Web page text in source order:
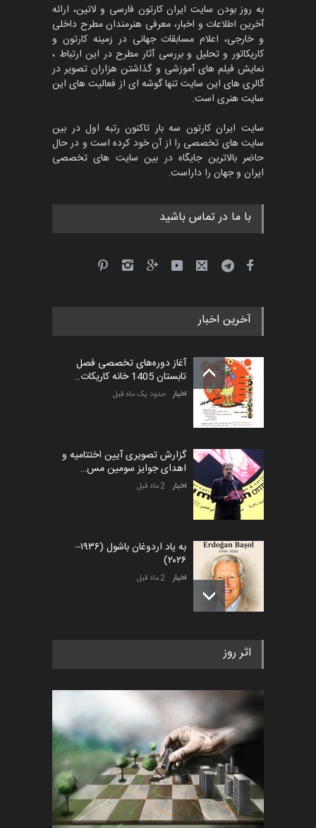
به روز بودن سایت ایران کارتون فارسی و لاتین، ارائه
آخرین اطلاعات و اخبار، معرفی هنرمندان مطرح داخلی
و خارجی، اعلام مسابقات جهانی در زمینه کارتون و
کاریکاتور و تحلیل و بررسی آثار مطرح در این ارتباط ،
نمایش فیلم های آموزشی و گذاشتن هزاران تصویر در
گالری های این سایت تنها گوشه ای از فعالیت های این
سایت هنری است.
سایت ایران کارتون سه بار تاکنون رتبه اول در بین
سایت های تخصصی را از آن خود کرده است و در حال
حاضر بالاترین جایگاه در بین سایت های تخصصی
ایران و جهان را داراست.
با ما در تماس باشید
آخرین اخبار
آغاز دوره‌های تخصصی فصل
تابستان 1405 خانه کاریکات…
اخبار حدود یک ماه قبل
گزارش تصویری آیین اختتامیه و
اهدای جوایز سومین مس…
اخبار 2 ماه قبل
به یاد اردوغان باشول (۱۹۳۶–
۲۰۲۶)
اخبار 2 ماه قبل
رویداد کارگاهی کارتون و پوستر
اخبار 6 ماه قبل
فراخوان رویداد کارگاهی کارتون و
پوستر "ایران سربل…
اخبار 6 ماه قبل
لیست شرکت کنندگان یازدهمین
اثر روز